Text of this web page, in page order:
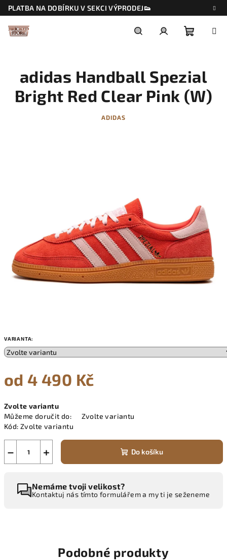
Přejít
na
obsah
PLATBA NA DOBÍRKU V SEKCI VÝPRODEJ👟
košík
VARIANTA:
od4 490 Kč
cena:
Zvolte variantu
Můžeme doručit do:
Zvolte variantu
Kód: Zvolte variantu
+
− Do košíku
Nemáme tvoji velikost?
Kontaktuj nás tímto formulářem a my ti je seženeme
adidas Handball Spezial
Bright Red Clear Pink (W)
ADIDAS
Podobné produkty